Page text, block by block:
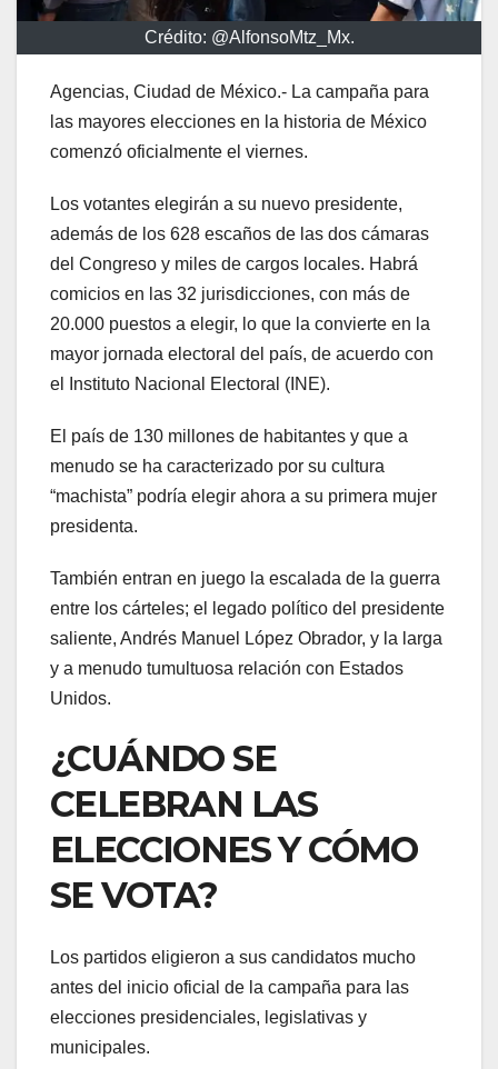
Crédito: @AlfonsoMtz_Mx.
Agencias, Ciudad de México.- La campaña para
las mayores elecciones en la historia de México
comenzó oficialmente el viernes.
Los votantes elegirán a su nuevo presidente,
además de los 628 escaños de las dos cámaras
del Congreso y miles de cargos locales. Habrá
comicios en las 32 jurisdicciones, con más de
20.000 puestos a elegir, lo que la convierte en la
mayor jornada electoral del país, de acuerdo con
el Instituto Nacional Electoral (INE).
El país de 130 millones de habitantes y que a
menudo se ha caracterizado por su cultura
“machista” podría elegir ahora a su primera mujer
presidenta.
También entran en juego la escalada de la guerra
entre los cárteles; el legado político del presidente
saliente, Andrés Manuel López Obrador, y la larga
y a menudo tumultuosa relación con Estados
Unidos.
¿CUÁNDO SE
CELEBRAN LAS
ELECCIONES Y CÓMO
SE VOTA?
Los partidos eligieron a sus candidatos mucho
antes del inicio oficial de la campaña para las
elecciones presidenciales, legislativas y
municipales.